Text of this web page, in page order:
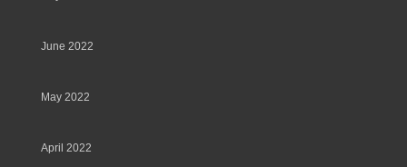
June 2022
May 2022
April 2022